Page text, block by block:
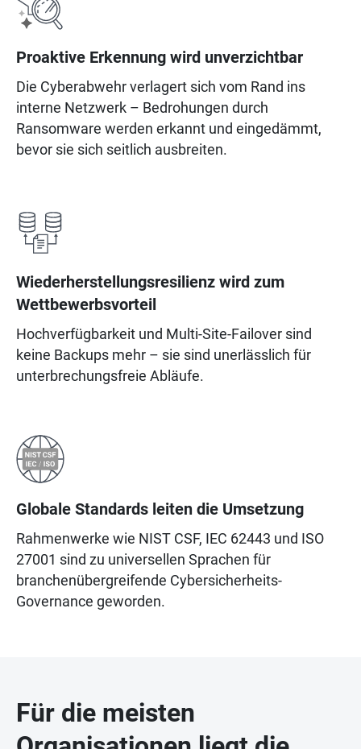
Proaktive Erkennung wird unverzichtbar
Die Cyberabwehr verlagert sich vom Rand ins
interne Netzwerk – Bedrohungen durch
Ransomware werden erkannt und eingedämmt,
bevor sie sich seitlich ausbreiten.
Wiederherstellungsresilienz wird zum
Wettbewerbsvorteil
Hochverfügbarkeit und Multi-Site-Failover sind
keine Backups mehr – sie sind unerlässlich für
unterbrechungsfreie Abläufe.
Globale Standards leiten die Umsetzung
Rahmenwerke wie NIST CSF, IEC 62443 und ISO
27001 sind zu universellen Sprachen für
branchenübergreifende Cybersicherheits-
Governance geworden.
Für die meisten